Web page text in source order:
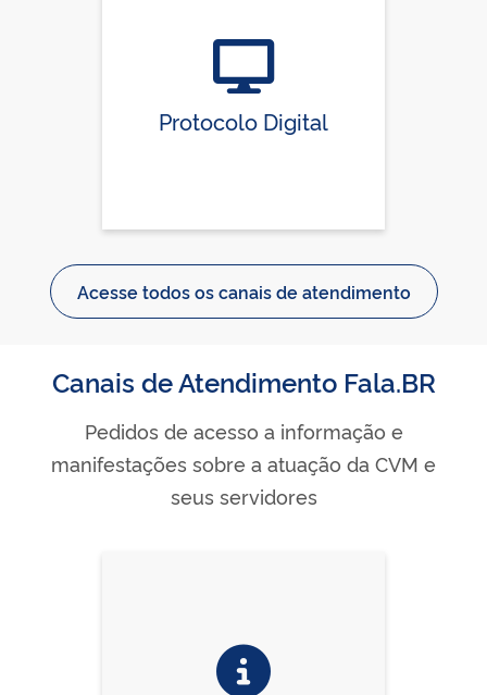
Protocolo Digital
Acesse todos os canais de atendimento
Canais de Atendimento Fala.BR
Pedidos de acesso a informação e
manifestações sobre a atuação da CVM e
seus servidores